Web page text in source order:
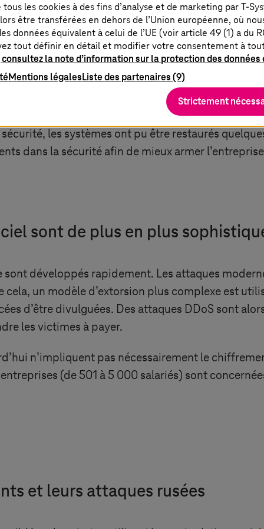
de protection contre les
de sécurité étendues, l’incident a
la protection contre les attaques de
les systèmes ont pu être restaurés
dans la sécurité afin de mieux armer
sont de plus en plus
sont développés rapidement. Les attaques
un modèle d’extorsion plus complexe est
d’être divulguées. Des attaques DDoS sont
les victimes à payer.
n’impliquent pas nécessairement le
(de 501 à 5 000 salariés) sont
et leurs attaques rusées
les cookies à des fins d’analyse et de marketing parT-
être transférées en dehors de l’Union européenne, où
données équivalent à celui de l’UE (voir article 49 (1) a du
tout définir en détail et modifier votre consentement à
la note d’information sur la protection des
Mentions légalesListe des partenaires (9)
Strictement